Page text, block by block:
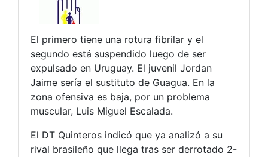
El primero tiene una rotura fibrilar y el
segundo está suspendido luego de ser
expulsado en Uruguay. El juvenil Jordan
Jaime sería el sustituto de Guagua. En la
zona ofensiva es baja, por un problema
muscular, Luis Miguel Escalada.
El DT Quinteros indicó que ya analizó a su
rival brasileño que llega tras ser derrotado 2-